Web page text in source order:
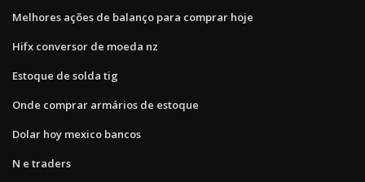
Melhores ações de balanço para comprar hoje
Hifx conversor de moeda nz
Estoque de solda tig
Onde comprar armários de estoque
Dolar hoy mexico bancos
N e traders